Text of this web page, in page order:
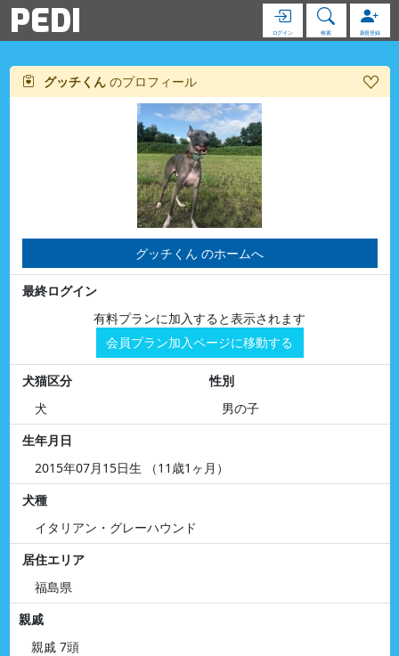
PEDI ログイン 検索 新規登録
グッチくん のプロフィール
グッチくん のホームへ
最終ログイン
有料プランに加入すると表示されます
会員プラン加入ページに移動する
犬猫区分
犬
性別
男の子
生年月日
2015年07月15日生 （11歳1ヶ月）
犬種
イタリアン・グレーハウンド
居住エリア
福島県
親戚
親戚 7頭